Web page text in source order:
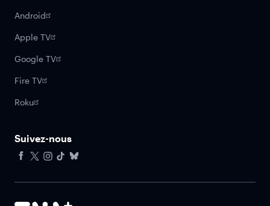
Android
Apple TV
Google TV
Fire TV
Roku
Suivez-nous